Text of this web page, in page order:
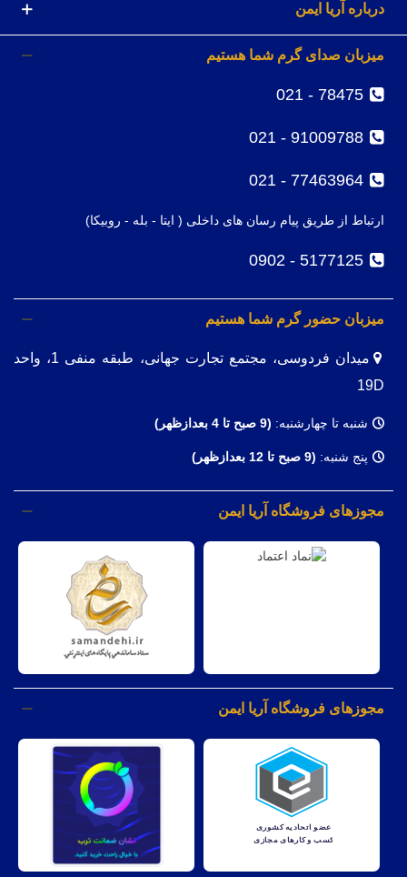
درباره آریا ایمن
میزبان صدای گرم شما هستیم
78475 - 021
91009788 - 021
77463964 - 021
ارتباط از طریق پیام رسان های داخلی ( ایتا - بله - روبیکا)
5177125 - 0902
میزبان حضور گرم شما هستیم
میدان فردوسی، مجتمع تجارت جهانی، طبقه منفی 1، واحد
19D
شنبه تا چهارشنبه: (9 صبح تا 4 بعدازظهر)
پنج شنبه: (9 صبح تا 12 بعدازظهر)
مجوزهای فروشگاه آریا ایمن
مجوزهای فروشگاه آریا ایمن